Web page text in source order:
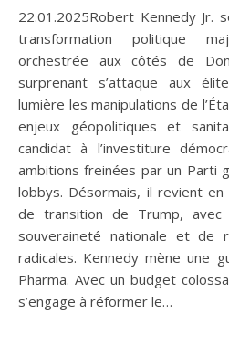
22.01.2025Robert Kennedy Jr. se trouve au centre d’une
transformation politique
orchestrée aux côtés de
surprenant s’attaque aux
lumière les manipulations de
enjeux géopolitiques et
candidat à l’investiture
ambitions freinées par un Parti
lobbys. Désormais, il revient en
de transition de Trump,
souveraineté nationale et de
radicales. Kennedy mène une
Pharma. Avec un budget
s’engage à réformer le…